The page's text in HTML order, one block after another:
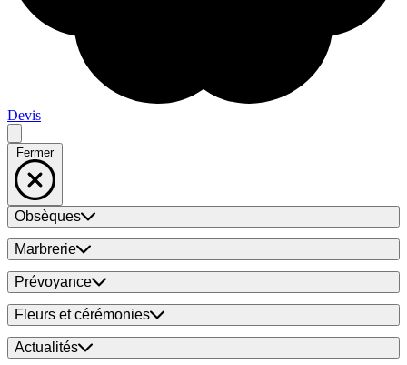
Devis
Fermer
Obsèques
Marbrerie
Prévoyance
Fleurs et cérémonies
Actualités